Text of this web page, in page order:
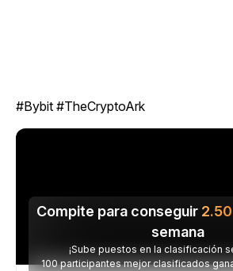
#Bybit #TheCryptoArk
Compite para conseguir
semana
¡Sube puestos en la clasificación
100 participantes mejor clasificados